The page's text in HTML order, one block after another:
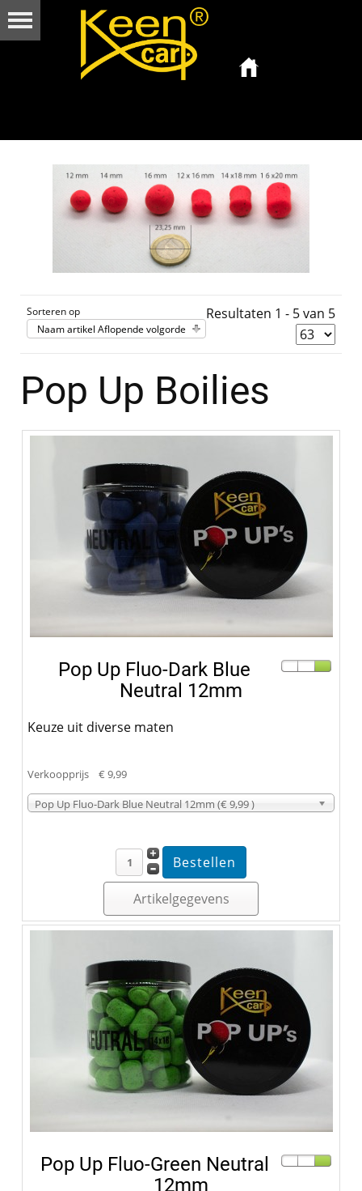
Sorteren op
Naam artikel Aflopende volgorde
Resultaten 1 - 5 van 5
Pop Up Boilies
Pop Up Fluo-Dark Blue
Neutral 12mm
Keuze uit diverse maten
Verkoopprijs € 9,99
Pop Up Fluo-Dark Blue Neutral 12mm (€ 9,99 )
Artikelgegevens
Pop Up Fluo-Green Neutral
12mm